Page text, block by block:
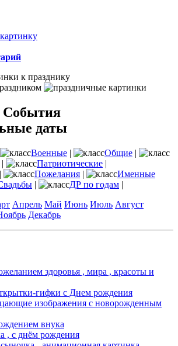
События
даты
Военные | Общие |
| Патриотические |
| Пожелания |
Именные
| ДР по годам |
Апрель Май Июнь Июль Август
Декабрь
здоровья , мира , красоты и
гифки с Днем рождения
изображения с новорожденным
внука
, с днём рождения